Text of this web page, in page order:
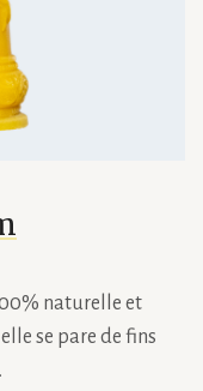
naturelle et
se pare de fins